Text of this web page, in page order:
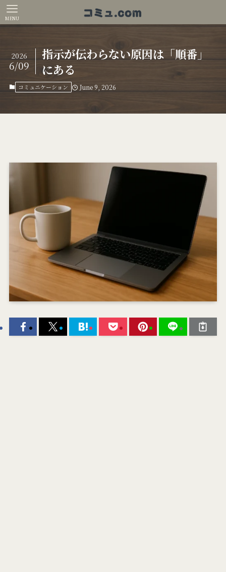
MENU
指示が伝わらない原因は「順番」
にある
2026
6/09
コミュニケーション June 9, 2026